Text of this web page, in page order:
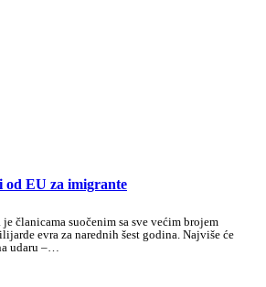
od EU za imigrante
članicama suočenim sa sve većim brojem
evra za narednih šest godina. Najviše će
udaru –…